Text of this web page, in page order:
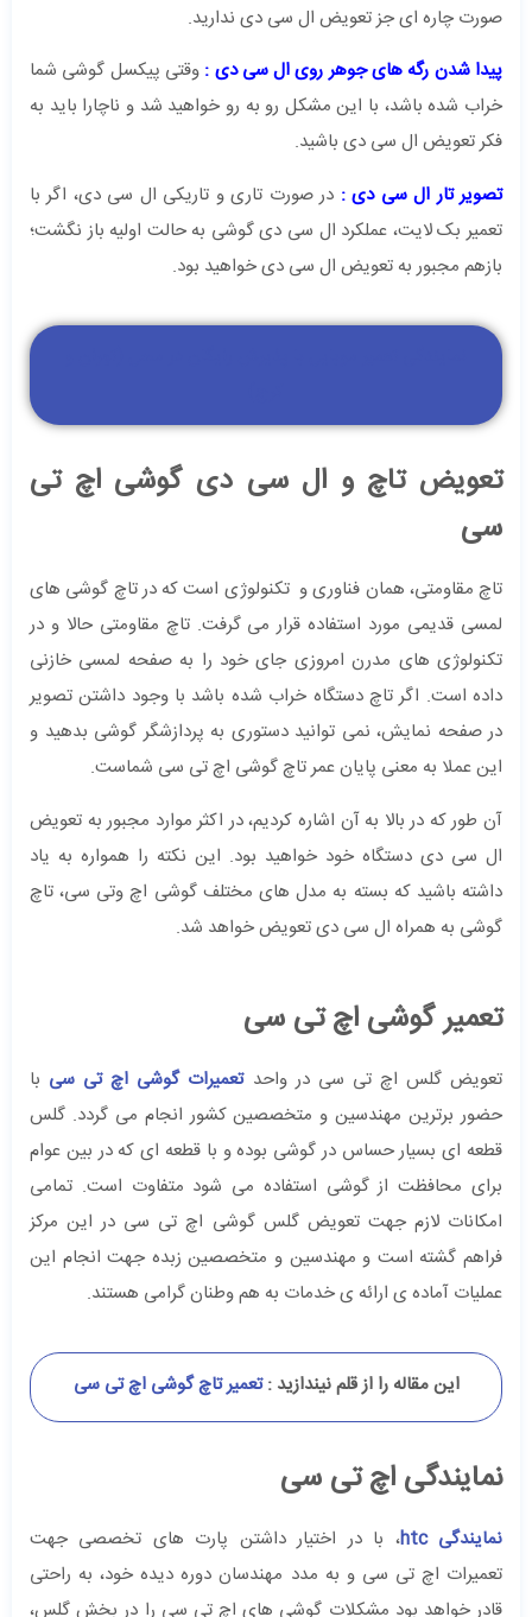
صورت چاره ای جز تعویض ال سی دی ندارید.
پیدا شدن رگه های جوهر روی ال سی دی : وقتی پیکسل گوشی شما
خراب شده باشد، با این مشکل رو به رو خواهید شد و ناچارا باید به
فکر تعویض ال سی دی باشید.
تصویر تار ال سی دی : در صورت تاری و تاریکی ال سی دی، اگر با
تعمیر بک لایت، عملکرد ال سی دی گوشی به حالت اولیه باز نگشت؛
بازهم مجبور به تعویض ال سی دی خواهید بود.
تعویض تاچ و ال سی دی گوشی اچ تی
سی
تاچ مقاومتی، همان فناوری و تکنولوژی است که در تاچ گوشی های
لمسی قدیمی مورد استفاده قرار می گرفت. تاچ مقاومتی حالا و در
تکنولوژی های مدرن امروزی جای خود را به صفحه لمسی خازنی
داده است. اگر تاچ دستگاه خراب شده باشد با وجود داشتن تصویر
در صفحه نمایش، نمی توانید دستوری به پردازشگر گوشی بدهید و
این عملا به معنی پایان عمر تاچ گوشی اچ تی سی شماست.
آن طور که در بالا به آن اشاره کردیم، در اکثر موارد مجبور به تعویض
ال سی دی دستگاه خود خواهید بود. این نکته را همواره به یاد
داشته باشید که بسته به مدل های مختلف گوشی اچ وتی سی، تاچ
گوشی به همراه ال سی دی تعویض خواهد شد.
تعمیر گوشی اچ تی سی
تعویض گلس اچ تی سی در واحدتعمیرات گوشی اچ تی سی با
حضور برترین مهندسین و متخصصین کشور انجام می گردد. گلس
قطعه ای بسیار حساس در گوشی بوده و با قطعه ای که در بین عوام
برای محافظت از گوشی استفاده می شود متفاوت است. تمامی
امکانات لازم جهت تعویض گلس گوشی اچ تی سی در این مرکز
فراهم گشته است و مهندسین و متخصصین زبده جهت انجام این
عملیات آماده ی ارائه ی خدمات به هم وطنان گرامی هستند.
این مقاله را از قلم نیندازید :تعمیر تاچ گوشی اچ تی سی
نمایندگی اچ تی سی
نمایندگی htc
، با در اختیار داشتن پارت های تخصصی جهت
تعمیرات اچ تی سی و به مدد مهندسان دوره دیده خود، به راحتی
قادر خواهد بود مشکلات گوشی های اچ تی سی را در بخش گلس،